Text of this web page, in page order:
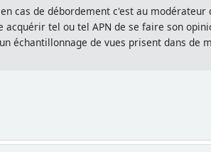
cas de débordement c'est au modérateur
tel ou tel APN de se faire son
échantillonnage de vues prisent dans